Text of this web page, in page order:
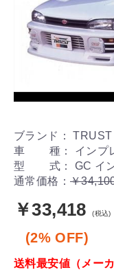
ブランド： TRUST
車 種： インプ
型 式： GC イン
通常価格： ￥
￥33,418 (税込)
(2% OFF)
送料最安値（メー